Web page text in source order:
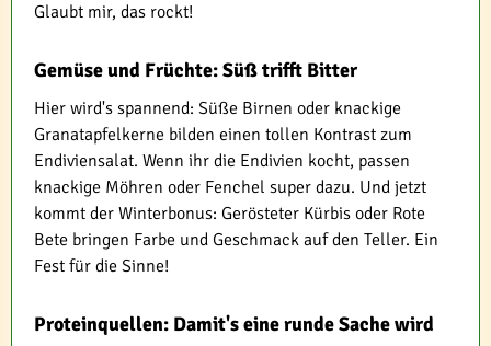
Glaubt mir, das rockt!
Gemüse und Früchte: Süß trifft Bitter
Hier wird's spannend: Süße Birnen oder knackige
Granatapfelkerne bilden einen tollen Kontrast zum
Endiviensalat. Wenn ihr die Endivien kocht, passen
knackige Möhren oder Fenchel super dazu. Und jetzt
kommt der Winterbonus: Gerösteter Kürbis oder Rote
Bete bringen Farbe und Geschmack auf den Teller. Ein
Fest für die Sinne!
Proteinquellen: Damit's eine runde Sache wird